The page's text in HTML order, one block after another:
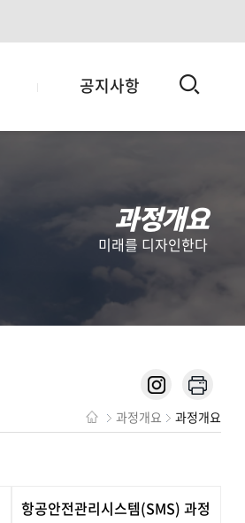
공지사항 검
과정개요
미래를 디자인한다
과정개요 과정개요
항공안전관리시스템(SMS) 과정